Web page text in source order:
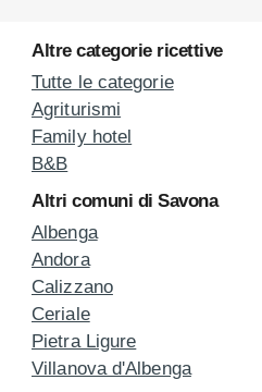
Altre categorie ricettive
Tutte le categorie
Agriturismi
Family hotel
B&B
Altri comuni di Savona
Albenga
Andora
Calizzano
Ceriale
Pietra Ligure
Villanova d'Albenga